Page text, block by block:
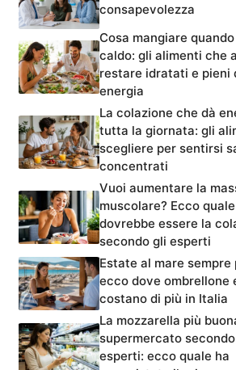
consapevolezza
Cosa mangiare
caldo: gli alimenti che
restare idratati e pieni
energia
La colazione che dà
tutta la giornata: gli
scegliere per sentirsi
concentrati
Vuoi aumentare la
muscolare? Ecco quale
dovrebbe essere la
secondo gli esperti
Estate al mare sempre
ecco dove ombrellone
costano di più in Italia
La mozzarella più
supermercato
esperti: ecco quale ha